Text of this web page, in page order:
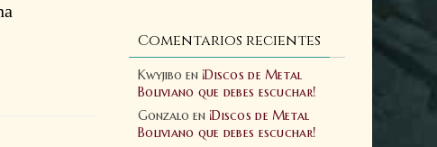
Comentarios recientes
Kwyjibo en ¡Discos de Metal
Boliviano que debes escuchar!
Gonzalo en ¡Discos de Metal
Boliviano que debes escuchar!